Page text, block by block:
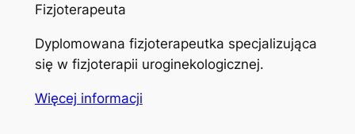
Fizjoterapeuta
Dyplomowana fizjoterapeutka specjalizująca
się w fizjoterapii uroginekologicznej.
Więcej informacji